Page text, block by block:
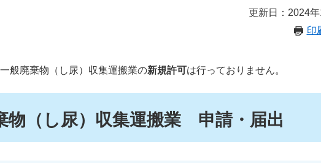
更新日：2024
印
般廃棄物（し尿）収集運搬業の新規許可は行っておりません。
物（し尿）収集運搬業 申請・届出